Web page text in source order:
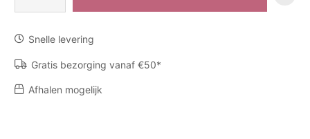
op
aantalSnelle levering
Gratis bezorging vanaf €50*
Afhalen mogelijk